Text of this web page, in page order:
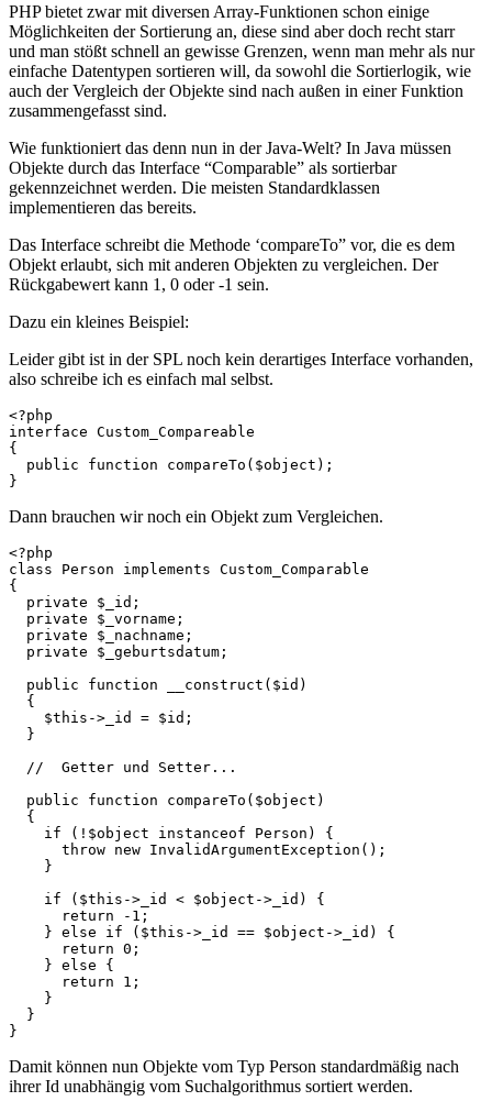
PHP bietet zwar mit diversen Array-Funktionen schon einige
Möglichkeiten der Sortierung an, diese sind aber doch recht starr
und man stößt schnell an gewisse Grenzen, wenn man mehr als nur
einfache Datentypen sortieren will, da sowohl die Sortierlogik, wie
auch der Vergleich der Objekte sind nach außen in einer Funktion
zusammengefasst sind.
Wie funktioniert das denn nun in der Java-Welt? In Java müssen
Objekte durch das Interface “Comparable” als sortierbar
gekennzeichnet werden. Die meisten Standardklassen
implementieren das bereits.
Das Interface schreibt die Methode ‘compareTo” vor, die es dem
Objekt erlaubt, sich mit anderen Objekten zu vergleichen. Der
Rückgabewert kann 1, 0 oder -1 sein.
Dazu ein kleines Beispiel:
Leider gibt ist in der SPL noch kein derartiges Interface vorhanden,
also schreibe ich es einfach mal selbst.
<?php
interface Custom_Compareable
{
  public function compareTo($object);
}
Dann brauchen wir noch ein Objekt zum Vergleichen.
<?php
class Person implements Custom_Comparable
{
  private $_id;
  private $_vorname;
  private $_nachname;
  private $_geburtsdatum;
  public function __construct($id)
  {
    $this->_id = $id;
  }
  //  Getter und Setter...
  public function compareTo($object)
  {
    if (!$object instanceof Person) {
      throw new InvalidArgumentException();
    }
    if ($this->_id < $object->_id) {
      return -1;
    } else if ($this->_id == $object->_id) {
      return 0;
    } else {
      return 1;
    }
  }
}
Damit können nun Objekte vom Typ Person standardmäßig nach
ihrer Id unabhängig vom Suchalgorithmus sortiert werden.